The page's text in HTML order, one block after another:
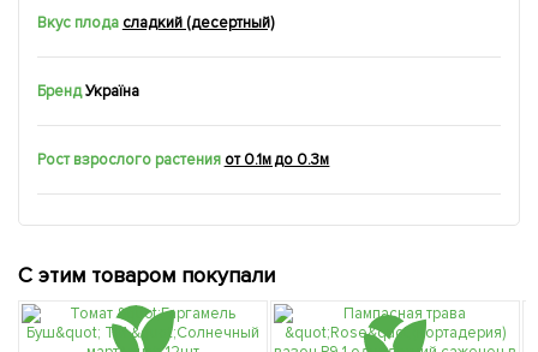
Вкус плода сладкий (десертный)
БрендУкраїна
Рост взрослого растения от 0.1м до 0.3м
С этим товаром покупали